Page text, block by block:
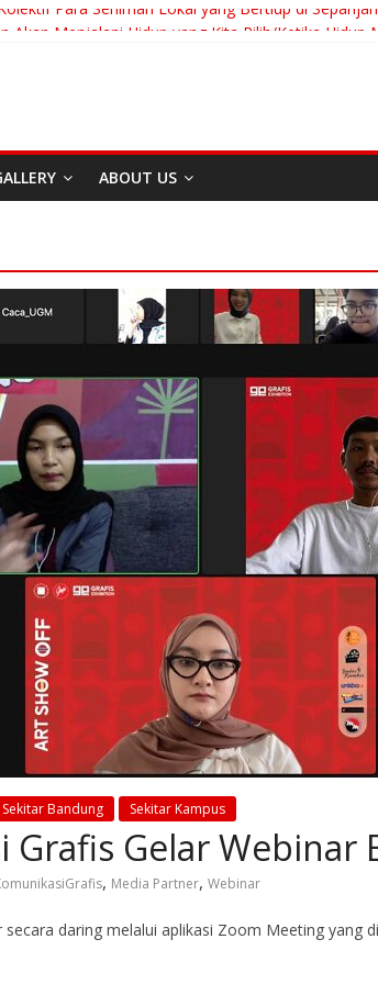
Para Seniman Lokal yang Bertiup di
Dari Zagreb Untuk Bandung
ABOUT US
Sekitar Bandung Sekitar Kampus
Gelar Webinar
, Media Partner, Webinar
secara daring melalui aplikasi Zoom Meeting